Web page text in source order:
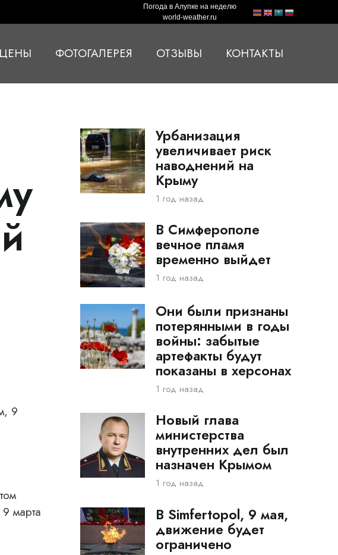
Погода в Алупке на неделю
world-weather.ru
ФОТОГАЛЕРЕЯ ОТЗЫВЫ КОНТАКТЫ
9
марта
Урбанизация
увеличивает риск
наводнений на
Крыму
1 год назад
В Симферополе
вечное пламя
временно выйдет
1 год назад
Они были признаны
потерянными в годы
войны: забытые
артефакты будут
показаны в херсонах
1 год назад
Новый глава
министерства
внутренних дел был
назначен Крымом
1 год назад
В Simfertopol, 9 мая,
движение будет
ограничено